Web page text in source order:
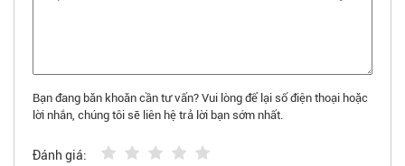
Bạn đang băn khoăn cần tư vấn? Vui lòng để lại số điện thoại hoặc
lời nhắn, chúng tôi sẽ liên hệ trả lời bạn sớm nhất.
Đánh giá: